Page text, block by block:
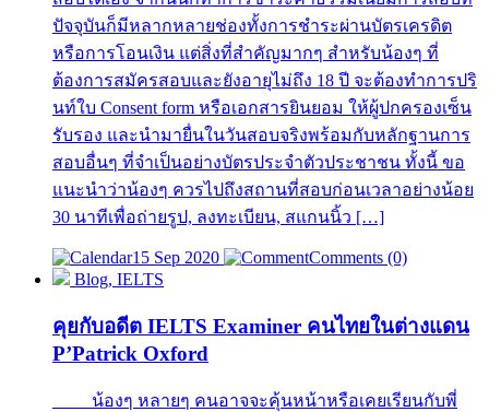
ปัจจุบันก็มีหลากหลายช่องทั้งการชำระผ่านบัตรเครดิต
หรือการโอนเงิน แต่สิ่งที่สำคัญมากๆ สำหรับน้องๆ ที่
ต้องการสมัครสอบและยังอายุไม่ถึง 18 ปี จะต้องทำการปริ
นท์ใบ Consent form หรือเอกสารยินยอม ให้ผู้ปกครองเซ็น
รับรอง และนำมายื่นในวันสอบจริงพร้อมกับหลักฐานการ
สอบอื่นๆ ที่จำเป็นอย่างบัตรประจำตัวประชาชน ทั้งนี้ ขอ
แนะนำว่าน้องๆ ควรไปถึงสถานที่สอบก่อนเวลาอย่างน้อย
30 นาทีเพื่อถ่ายรูป, ลงทะเบียน, สแกนนิ้ว […]
15 Sep 2020
Comments (0)
Blog, IELTS
คุยกับอดีต IELTS Examiner คนไทยในต่างแดน
P’Patrick Oxford
น้องๆ หลายๆ คนอาจจะคุ้นหน้าหรือเคยเรียนกับพี่